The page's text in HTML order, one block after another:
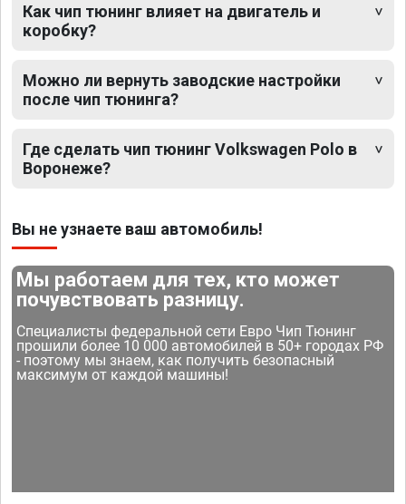
Как чип тюнинг влияет на двигатель и
коробку?
Можно ли вернуть заводские настройки
после чип тюнинга?
Где сделать чип тюнинг Volkswagen Polo в
Воронеже?
Вы не узнаете ваш автомобиль!
Мы работаем для тех, кто может
почувствовать разницу.
Специалисты федеральной сети Евро Чип Тюнинг
прошили более 10 000 автомобилей в 50+ городах РФ
- поэтому мы знаем, как получить безопасный
максимум от каждой машины!